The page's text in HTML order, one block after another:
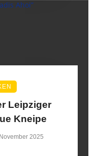
Leipziger
Kneipe
2025